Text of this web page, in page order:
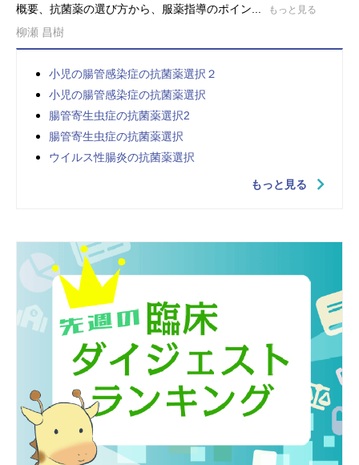
概要、抗菌薬の選び方から、服薬指導のポイン...
もっと見る
柳瀬 昌樹
小児の腸管感染症の抗菌薬選択２
小児の腸管感染症の抗菌薬選択
腸管寄生虫症の抗菌薬選択2
腸管寄生虫症の抗菌薬選択
ウイルス性腸炎の抗菌薬選択
もっと見る